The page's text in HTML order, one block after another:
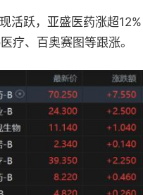
活跃，亚盛医药涨超
疗、百奥赛图等跟涨。